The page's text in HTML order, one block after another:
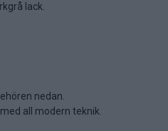
lack.
nedan.
all modern teknik.